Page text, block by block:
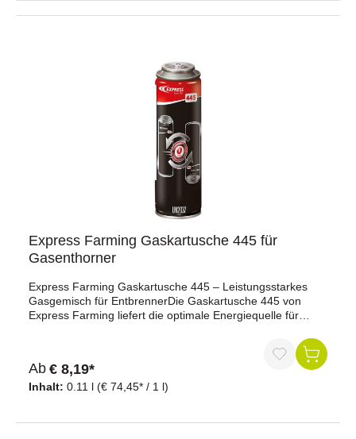
Express Farming Gaskartusche 445 für
Gasenthorner
Express Farming Gaskartusche 445 – Leistungsstarkes
Gasgemisch für EntbrennerDie Gaskartusche 445 von
Express Farming liefert die optimale Energiequelle für
Gaskartuschenbetrieb). Das hochwertige Gasgemisch aus
Butan, Propan und 26 % Propen bietet eine deutlich
bessere Leistung als herkömmliche Butankartuschen –
selbst bei niedrigen Außentemperaturen oder bei längeren
Inhalt: 0.11 l (€ 74,45* / 1 l)
Ab € 8,19*